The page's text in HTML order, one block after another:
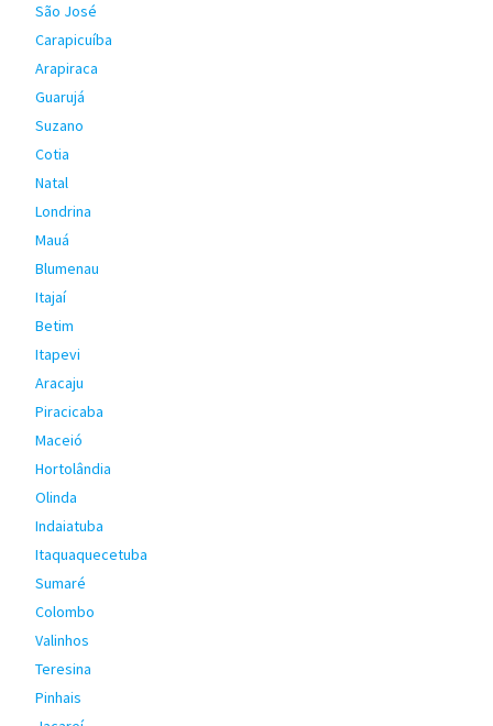
São José
Carapicuíba
Arapiraca
Guarujá
Suzano
Cotia
Natal
Londrina
Mauá
Blumenau
Itajaí
Betim
Itapevi
Aracaju
Piracicaba
Maceió
Hortolândia
Olinda
Indaiatuba
Itaquaquecetuba
Sumaré
Colombo
Valinhos
Teresina
Pinhais